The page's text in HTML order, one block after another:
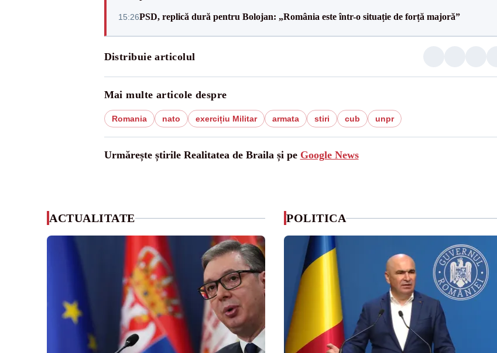
15:26PSD, replică dură pentru Bolojan: „România este într-o situație de forță majoră”
Distribuie articolul
Mai multe articole despre
Romania nato exercițiu Militar armata stiri cub unpr
Urmărește știrile Realitatea de Braila și pe Google News
ACTUALITATE POLITICA